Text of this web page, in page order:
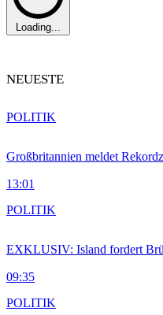
Loading...
NEUESTE
Großbritannien meldet
13:01
POLITIK
EXKLUSIV: Island fordert
09:35
POLITIK
POLITIK